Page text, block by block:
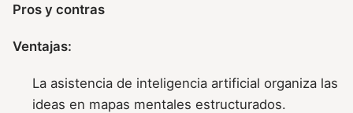
Pros y contras
Ventajas:
La asistencia de inteligencia artificial organiza las
ideas en mapas mentales estructurados.